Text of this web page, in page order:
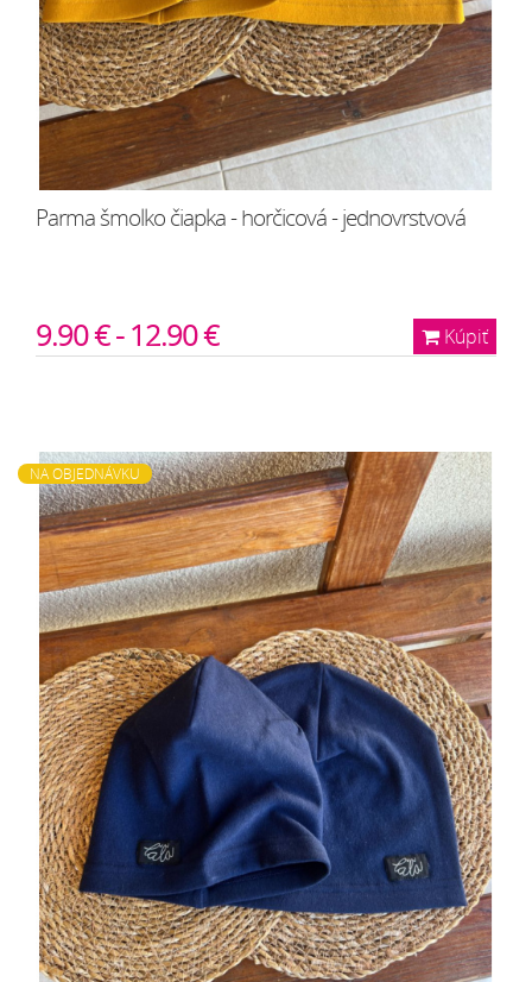
Parma šmolko čiapka - horčicová - jednovrstvová
Kúpiť
9.90 € - 12.90 €
NA OBJEDNÁVKU